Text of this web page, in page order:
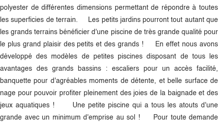
polyester de différentes dimensions permettant de répondre à toutes
les superficies de terrain. Les petits jardins pourront tout autant que
les grands terrains bénéficier d'une piscine de très grande qualité pour
le plus grand plaisir des petits et des grands ! En effet nous avons
développé des modèles de petites piscines disposant de tous les
avantages des grands bassins : escaliers pour un accès facilité,
banquette pour d'agréables moments de détente, et belle surface de
nage pour pouvoir profiter pleinement des joies de la baignade et des
jeux aquatiques ! Une petite piscine qui a tous les atouts d'une
grande avec un minimum d'emprise au sol ! Pour toute demande